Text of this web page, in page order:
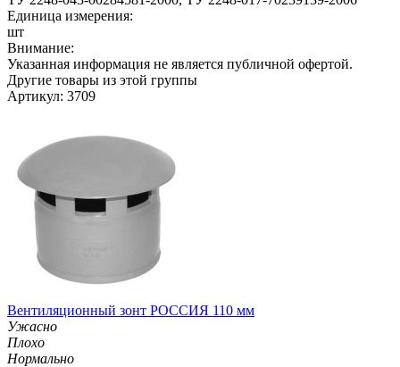
Единица измерения:
шт
Внимание:
Указанная информация не является публичной офертой.
Другие товары из этой группы
Артикул: 3709
Вентиляционный зонт РОССИЯ 110 мм
Ужасно
Плохо
Нормально